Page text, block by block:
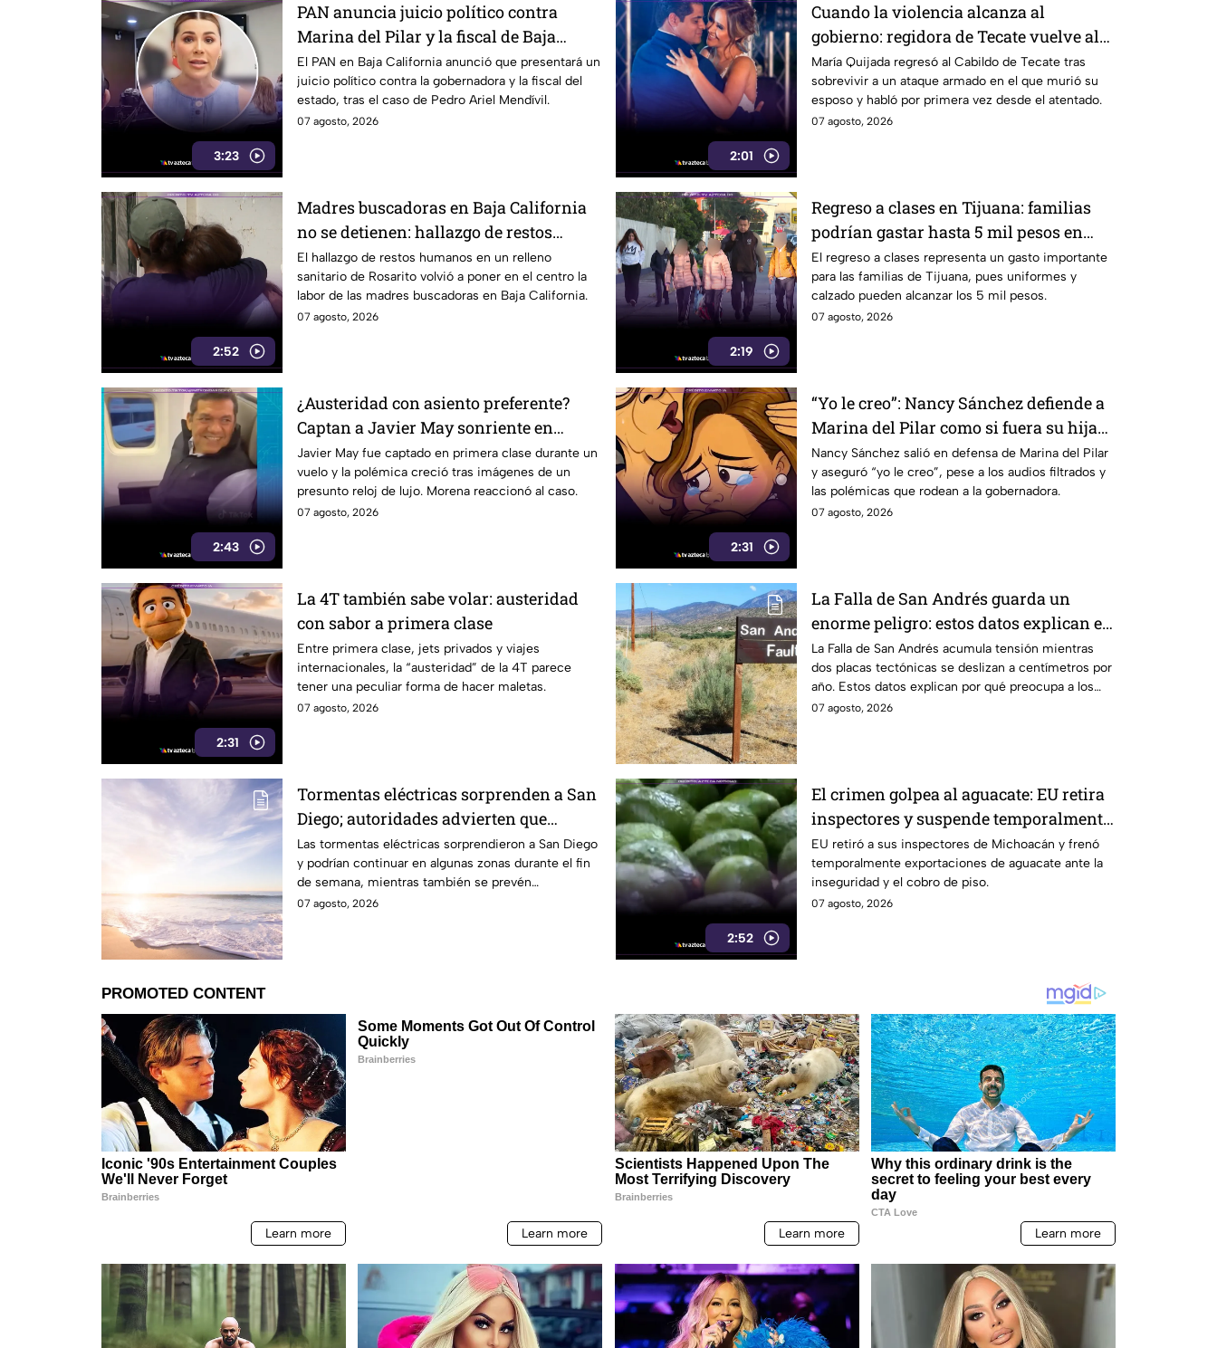
3:23
PAN anuncia juicio político contra
Marina del Pilar y la fiscal de Baja
California
El PAN en Baja California anunció que presentará un
juicio político contra la gobernadora y la fiscal del
estado, tras el caso de Pedro Ariel Mendívil.
07 agosto, 2026
2:01
Cuando la violencia alcanza al
gobierno: regidora de Tecate vuelve al
Cabildo tras sobrevivir a un ataque
armado
María Quijada regresó al Cabildo de Tecate tras
sobrevivir a un ataque armado en el que murió su
esposo y habló por primera vez desde el atentado.
07 agosto, 2026
2:52
Madres buscadoras en Baja California
no se detienen: hallazgo de restos
humanos reaviva la preocupación
El hallazgo de restos humanos en un relleno
sanitario de Rosarito volvió a poner en el centro la
labor de las madres buscadoras en Baja California.
07 agosto, 2026
2:19
Regreso a clases en Tijuana: familias
podrían gastar hasta 5 mil pesos en
uniformes y calzado
El regreso a clases representa un gasto importante
para las familias de Tijuana, pues uniformes y
calzado pueden alcanzar los 5 mil pesos.
07 agosto, 2026
2:43
¿Austeridad con asiento preferente?
Captan a Javier May sonriente en
primera clase y Morena le “jala las
orejas”
Javier May fue captado en primera clase durante un
vuelo y la polémica creció tras imágenes de un
presunto reloj de lujo. Morena reaccionó al caso.
07 agosto, 2026
2:31
“Yo le creo”: Nancy Sánchez defiende a
Marina del Pilar como si fuera su hija
pese a polémicas
Nancy Sánchez salió en defensa de Marina del Pilar
y aseguró “yo le creo”, pese a los audios filtrados y
las polémicas que rodean a la gobernadora.
07 agosto, 2026
2:31
La 4T también sabe volar: austeridad
con sabor a primera clase
Entre primera clase, jets privados y viajes
internacionales, la “austeridad” de la 4T parece
tener una peculiar forma de hacer maletas.
07 agosto, 2026
La Falla de San Andrés guarda un
enorme peligro: estos datos explican el
temor científico
La Falla de San Andrés acumula tensión mientras
dos placas tectónicas se deslizan a centímetros por
año. Estos datos explican por qué preocupa a los
científicos.
07 agosto, 2026
Tormentas eléctricas sorprenden a San
Diego; autoridades advierten que
continuarán durante el fin de semana
Las tormentas eléctricas sorprendieron a San Diego
y podrían continuar en algunas zonas durante el fin
de semana, mientras también se prevén
temperaturas de hasta 35°C.
07 agosto, 2026
2:52
El crimen golpea al aguacate: EU retira
inspectores y suspende temporalmente
exportaciones
EU retiró a sus inspectores de Michoacán y frenó
temporalmente exportaciones de aguacate ante la
inseguridad y el cobro de piso.
07 agosto, 2026